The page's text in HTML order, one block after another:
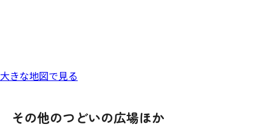
大きな地図で見る
その他のつどいの広場ほか